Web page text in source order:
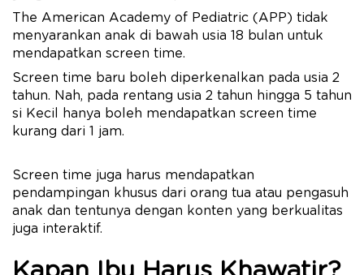
The American Academy of Pediatric (APP) tidak
menyarankan anak di bawah usia 18 bulan untuk
mendapatkan screen time.
Screen time baru boleh diperkenalkan pada usia 2
tahun. Nah, pada rentang usia 2 tahun hingga 5 tahun
si Kecil hanya boleh mendapatkan screen time
kurang dari 1 jam.
Screen time juga harus mendapatkan
pendampingan khusus dari orang tua atau pengasuh
anak dan tentunya dengan konten yang berkualitas
juga interaktif.